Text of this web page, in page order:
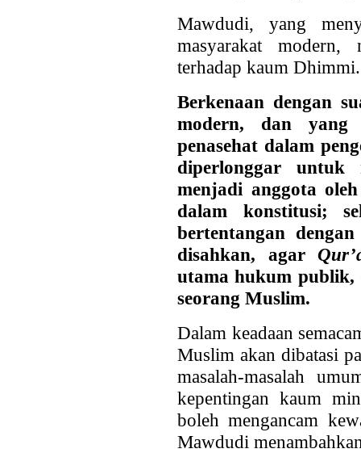
Mawdudi, yang
masyarakat modern,
terhadap kaum
Berkenaan dengan
modern, dan yang
penasehat dalam
diperlonggar untuk
menjadi anggota
dalam konstitusi;
bertentangan
disahkan, agar
utama hukum publik,
seorang Muslim.
Dalam keadaan
Muslim akan dibatasi
masalah-masalah
kepentingan kaum
boleh mengancam
Mawdudi